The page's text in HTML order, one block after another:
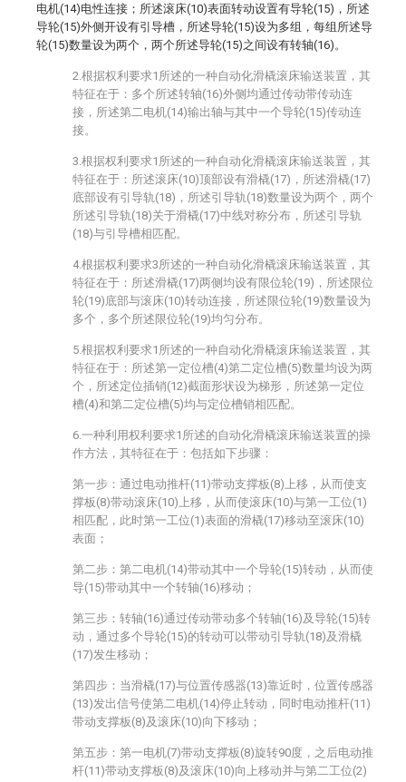
电机(14)电性连接；所述滚床(10)表面转动设置有导轮(15)，所述
导轮(15)外侧开设有引导槽，所述导轮(15)设为多组，每组所述导
轮(15)数量设为两个，两个所述导轮(15)之间设有转轴(16)。
2.根据权利要求1所述的一种自动化滑橇滚床输送装置，其
特征在于：多个所述转轴(16)外侧均通过传动带传动连
接，所述第二电机(14)输出轴与其中一个导轮(15)传动连
接。
3.根据权利要求1所述的一种自动化滑橇滚床输送装置，其
特征在于：所述滚床(10)顶部设有滑橇(17)，所述滑橇(17)
底部设有引导轨(18)，所述引导轨(18)数量设为两个，两个
所述引导轨(18)关于滑橇(17)中线对称分布，所述引导轨
(18)与引导槽相匹配。
4.根据权利要求3所述的一种自动化滑橇滚床输送装置，其
特征在于：所述滑橇(17)两侧均设有限位轮(19)，所述限位
轮(19)底部与滚床(10)转动连接，所述限位轮(19)数量设为
多个，多个所述限位轮(19)均匀分布。
5.根据权利要求1所述的一种自动化滑橇滚床输送装置，其
特征在于：所述第一定位槽(4)第二定位槽(5)数量均设为两
个，所述定位插销(12)截面形状设为梯形，所述第一定位
槽(4)和第二定位槽(5)均与定位槽销相匹配。
6.一种利用权利要求1所述的自动化滑橇滚床输送装置的操
作方法，其特征在于：包括如下步骤：
第一步：通过电动推杆(11)带动支撑板(8)上移，从而使支
撑板(8)带动滚床(10)上移，从而使滚床(10)与第一工位(1)
相匹配，此时第一工位(1)表面的滑橇(17)移动至滚床(10)
表面；
第二步：第二电机(14)带动其中一个导轮(15)转动，从而使
导(15)带动其中一个转轴(16)移动；
第三步：转轴(16)通过传动带动多个转轴(16)及导轮(15)转
动，通过多个导轮(15)的转动可以带动引导轨(18)及滑橇
(17)发生移动；
第四步：当滑橇(17)与位置传感器(13)靠近时，位置传感器
(13)发出信号使第二电机(14)停止转动，同时电动推杆(11)
带动支撑板(8)及滚床(10)向下移动；
第五步：第一电机(7)带动支撑板(8)旋转90度，之后电动推
杆(11)带动支撑板(8)及滚床(10)向上移动并与第二工位(2)